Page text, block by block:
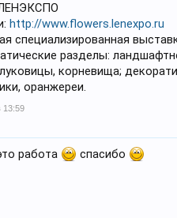
http://www.flowers.lenexpo.ru
специализированная
разделы:
корневища;
оранжереи.
13:59
работа спасибо